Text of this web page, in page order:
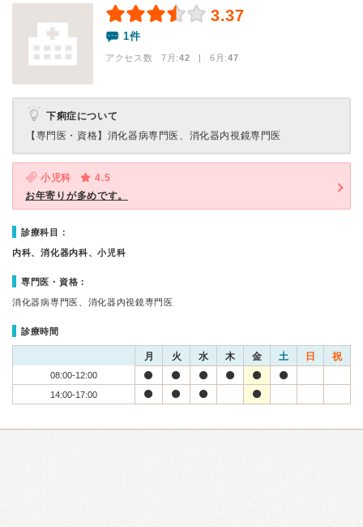
3.37
1件
アクセス数 7月:42 | 6月:47
下痢症について
【専門医・資格】 消化器病専門医、消化器内視鏡専門医
小児科
4.5
お年寄りが多めです。
診療科目：
内科、消化器内科、小児科
専門医・資格：
消化器病専門医、消化器内視鏡専門医
診療時間
月 火 水 木 金 土 日 祝
08:00-12:00
14:00-17:00